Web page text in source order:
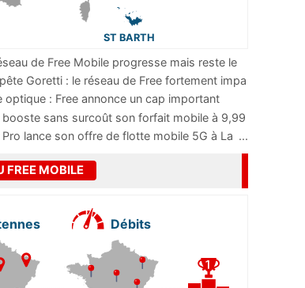
ST BARTH
de Free Mobile progresse mais reste le
...
Goretti : le réseau de Free fortement impa
optique : Free annonce un cap important
...
booste sans surcoût son forfait mobile à 9,99
Pro lance son offre de flotte mobile 5G à La ...
FREE MOBILE
Débits